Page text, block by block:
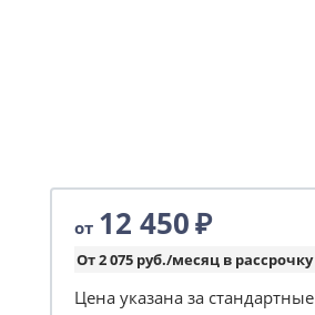
от 12 450₽
От 2 075 руб./месяц в рассрочку
Цена указана за стандартные